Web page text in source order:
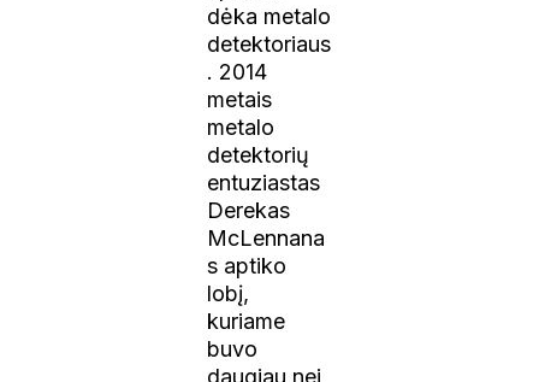
dėka metalo
detektoriaus
. 2014
metais
metalo
detektorių
entuziastas
Derekas
McLennana
s aptiko
lobį,
kuriame
buvo
daugiau nei